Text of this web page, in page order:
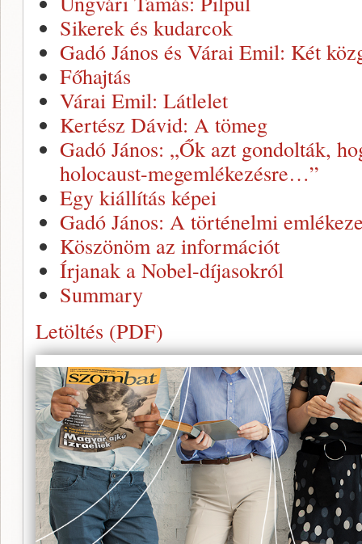
Sikerek és kudarcok
Gadó János és Várai Emil: Két
Főhajtás
Várai Emil: Látlelet
Kertész Dávid: A tömeg
Gadó János: „Ők azt gondolták,
holocaust-megemlékezésre…”
Egy kiállítás képei
Gadó János: A történelmi
Köszönöm az információt
Írjanak a Nobel-díjasokról
Summary
Letöltés (PDF)